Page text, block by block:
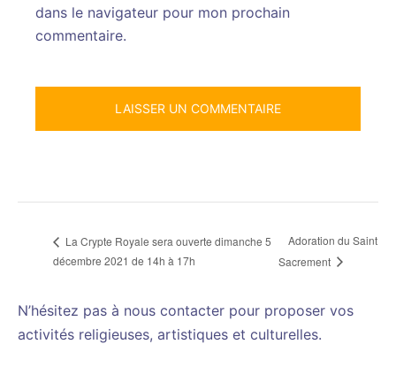
dans le navigateur pour mon prochain
commentaire.
La Crypte Royale sera ouverte dimanche 5
décembre 2021 de 14h à 17h
Adoration du Saint
Sacrement
N’hésitez pas à nous contacter pour proposer vos
activités religieuses, artistiques et culturelles.